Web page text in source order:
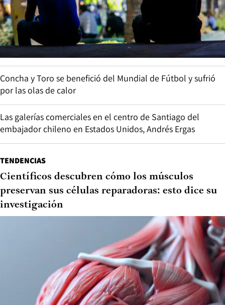
Concha y Toro se benefició del Mundial de Fútbol y sufrió
por las olas de calor
Las galerías comerciales en el centro de Santiago del
embajador chileno en Estados Unidos, Andrés Ergas
TENDENCIAS
Científicos descubren cómo los músculos
preservan sus células reparadoras: esto dice su
investigación